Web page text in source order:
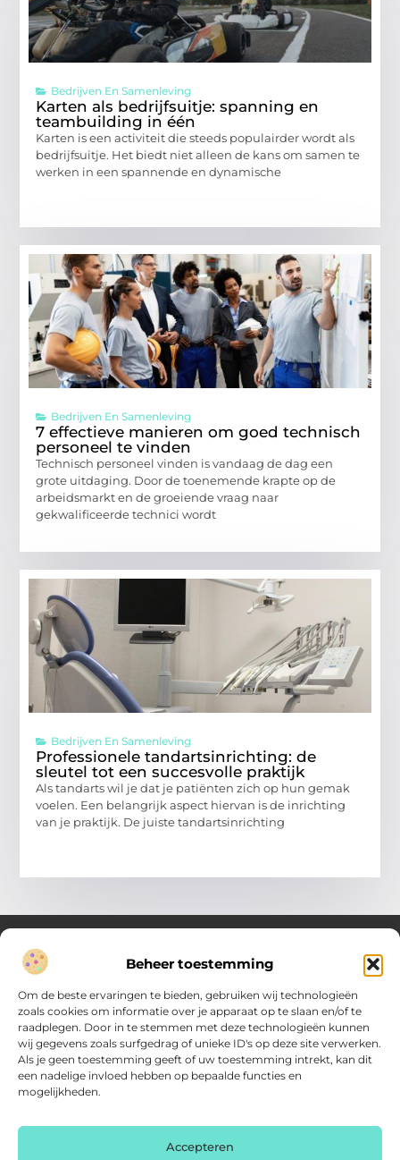
Beheer toestemming
Om de beste ervaringen te bieden, gebruiken wij technologieën
zoals cookies om informatie over je apparaat op te slaan en/of te
raadplegen. Door in te stemmen met deze technologieën kunnen
wij gegevens zoals surfgedrag of unieke ID's op deze site verwerken.
Als je geen toestemming geeft of uw toestemming intrekt, kan dit
een nadelige invloed hebben op bepaalde functies en
mogelijkheden.
Accepteren
Bedrijven En Samenleving
Karten als bedrijfsuitje: spanning en
teambuilding in één
Karten is een activiteit die steeds populairder wordt als
bedrijfsuitje. Het biedt niet alleen de kans om samen te
werken in een spannende en dynamische
Bedrijven En Samenleving
7 effectieve manieren om goed technisch
personeel te vinden
Technisch personeel vinden is vandaag de dag een
grote uitdaging. Door de toenemende krapte op de
arbeidsmarkt en de groeiende vraag naar
gekwalificeerde technici wordt
Bedrijven En Samenleving
Professionele tandartsinrichting: de
sleutel tot een succesvolle praktijk
Als tandarts wil je dat je patiënten zich op hun gemak
voelen. Een belangrijk aspect hiervan is de inrichting
van je praktijk. De juiste tandartsinrichting
Inzicht en inspiratie voor jouw dagelijkse keuzes
Ontdek gevarieerde content vol praktische tips, doordachte
inzichten en vernieuwende ideeën. Alles wat je nodig hebt om
met meer overzicht.